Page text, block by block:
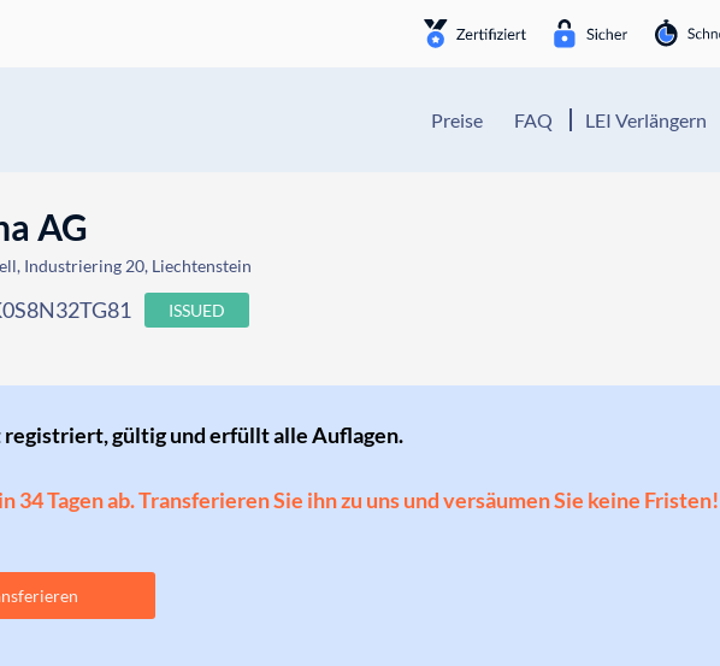
Preise FAQ LEI Verlängern
AG
Industriering 20, Liechtenstein
ISSUED
registriert, gültig und erfüllt alle Auflagen.
34 Tagen ab. Transferieren Sie ihn zu uns und versäumen Sie keine